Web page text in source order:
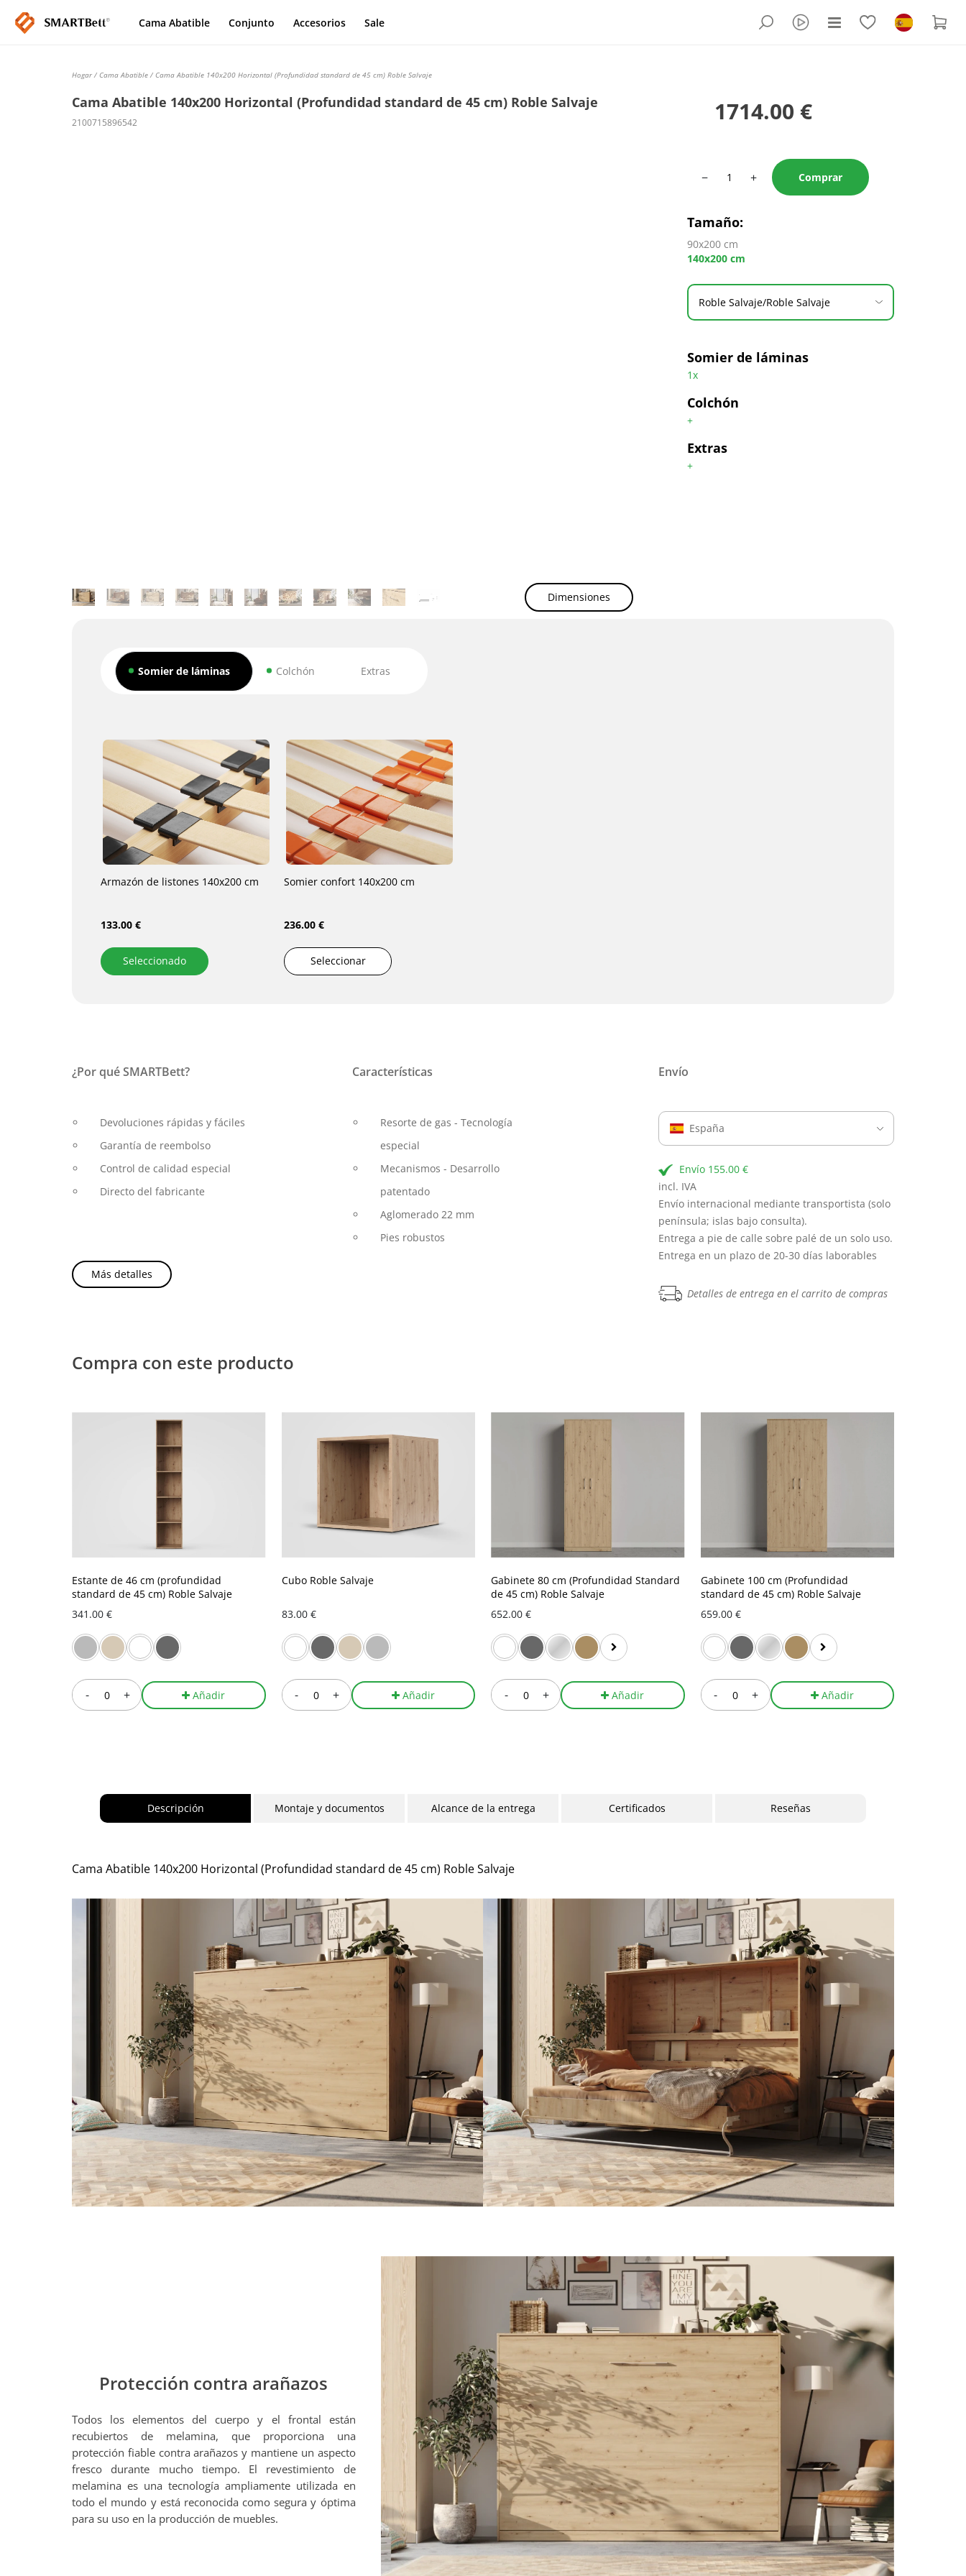
Cama Abatible Conjunto Accesorios Sale
Hogar / Cama Abatible / Cama Abatible 140x200 Horizontal (Profundidad standard de 45 cm) Roble Salvaje
Cama Abatible 140x200 Horizontal (Profundidad standard de 45 cm) Roble Salvaje
2100715896542 1714.00 €
Dimensiones
− + Comprar
Tamaño:
90x200 cm
140x200 cm
Roble Salvaje/Roble Salvaje
Somier de láminas
1x
Colchón
+
Extras
+
Somier de láminas Colchón Extras
Armazón de listones 140x200 cm
133.00 €
Seleccionado
Somier confort 140x200 cm
236.00 €
Seleccionar
¿Por qué SMARTBett?
Devoluciones rápidas y fáciles
Garantía de reembolso
Control de calidad especial
Directo del fabricante
Características
Resorte de gas - Tecnología
especial
Mecanismos - Desarrollo
patentado
Aglomerado 22 mm
Pies robustos
Más detalles
Envío
España
Envío 155.00 €
incl. IVA
Envío internacional mediante transportista (solo
península; islas bajo consulta).
Entrega a pie de calle sobre palé de un solo uso.
Entrega en un plazo de 20-30 días laborables
Detalles de entrega en el carrito de compras
Compra con este producto
Estante de 46 cm (profundidad
standard de 45 cm) Roble Salvaje
341.00 €
- + Añadir
Cubo Roble Salvaje
83.00 €
- + Añadir
Gabinete 80 cm (Profundidad Standard
de 45 cm) Roble Salvaje
652.00 €
- + Añadir
Gabinete 100 cm (Profundidad
standard de 45 cm) Roble Salvaje
659.00 €
- + Añadir
Descripción Montaje y documentos Alcance de la entrega Certificados Reseñas
Cama Abatible 140x200 Horizontal (Profundidad standard de 45 cm) Roble Salvaje
Protección contra arañazos
Todos los elementos del cuerpo y el frontal están
recubiertos de melamina, que proporciona una
protección fiable contra arañazos y mantiene un aspecto
fresco durante mucho tiempo. El revestimiento de
melamina es una tecnología ampliamente utilizada en
todo el mundo y está reconocida como segura y óptima
para su uso en la producción de muebles.